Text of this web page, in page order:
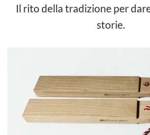
Il rito della tradizione per
storie.